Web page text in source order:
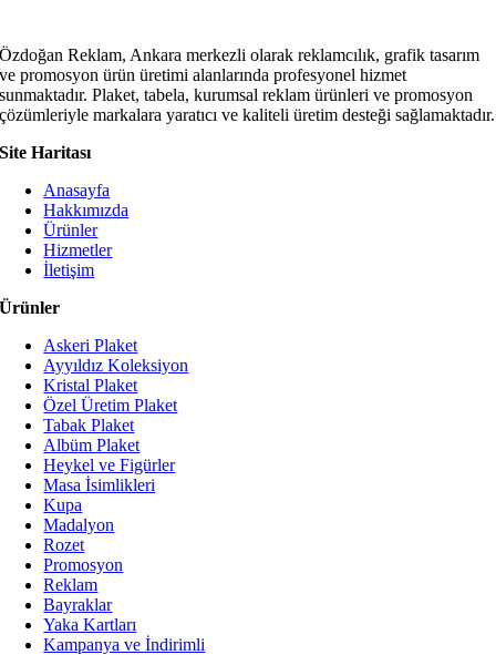
Özdoğan Reklam, Ankara merkezli olarak reklamcılık, grafik tasarım
ve promosyon ürün üretimi alanlarında profesyonel hizmet
sunmaktadır. Plaket, tabela, kurumsal reklam ürünleri ve promosyon
çözümleriyle markalara yaratıcı ve kaliteli üretim desteği sağlamaktadır.
Site Haritası
Anasayfa
Hakkımızda
Ürünler
Hizmetler
İletişim
Ürünler
Askeri Plaket
Ayyıldız Koleksiyon
Kristal Plaket
Özel Üretim Plaket
Tabak Plaket
Albüm Plaket
Heykel ve Figürler
Masa İsimlikleri
Kupa
Madalyon
Rozet
Promosyon
Reklam
Bayraklar
Yaka Kartları
Kampanya ve İndirimli